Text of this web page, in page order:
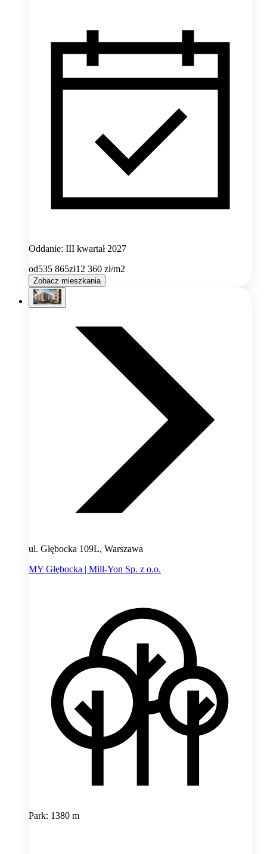
Oddanie: III kwartał 2027
od535 865zł12 360 zł/m2
Zobacz mieszkania
ul. Głębocka 109L, Warszawa
MY Głębocka | Mill-Yon Sp. z o.o.
Park: 1380 m